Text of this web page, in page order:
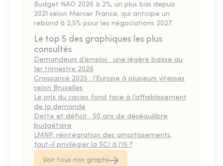
Budget NAO 2026 à 2%, un plus bas depuis
2021 selon Mercer France, qui anticipe un
rebond à 2,5% pour les négociations 2027.
Le top 5 des graphiques les plus
consultés
Demandeurs d’emploi : une légère baisse au
1er trimestre 2026
Croissance 2025 : l’Europe à plusieurs vitesses
selon Bruxelles
Le prix du cacao fond face à l’affaiblissement
de la demande
Dette et déficit : 50 ans de déséquilibre
budgétaire
LMNP, réintégration des amortissements,
faut-il privilégier la SCI à l'IS ?
Voir tous nos graphs